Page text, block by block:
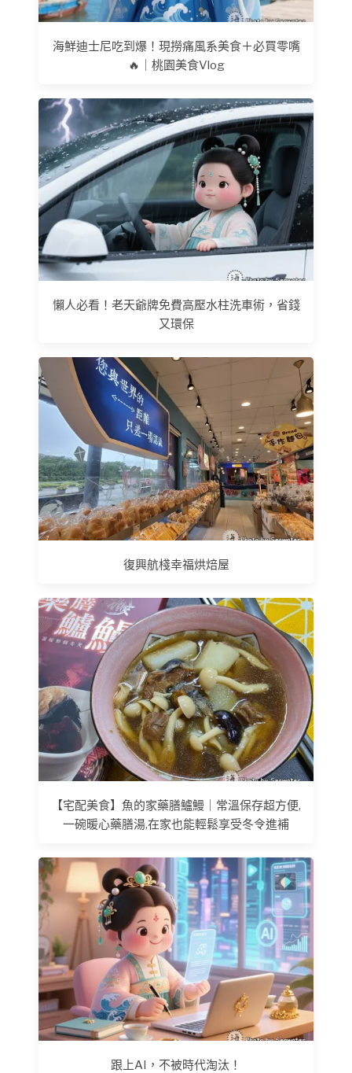
海鮮迪士尼吃到爆！現撈痛風系美食＋必買零嘴
🔥｜桃園美食Vlog
懶人必看！老天爺牌免費高壓水柱洗車術，省錢
又環保
復興航棧幸福烘焙屋
【宅配美食】魚的家藥膳鱸鰻｜常溫保存超方便,
一碗暖心藥膳湯,在家也能輕鬆享受冬令進補
跟上AI，不被時代淘汰！